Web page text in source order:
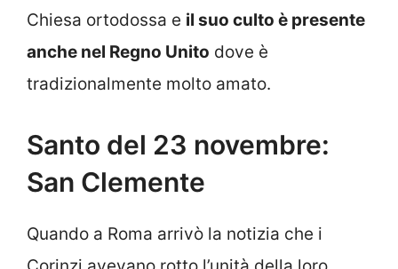
Chiesa ortodossa e il suo culto è presente
anche nel Regno Unito dove è
tradizionalmente molto amato.
Santo del 23 novembre:
San Clemente
Quando a Roma arrivò la notizia che i